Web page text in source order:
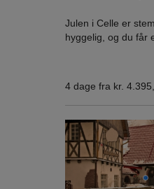
Julen i Celle er
hyggelig, og du får
4 dage fra kr.